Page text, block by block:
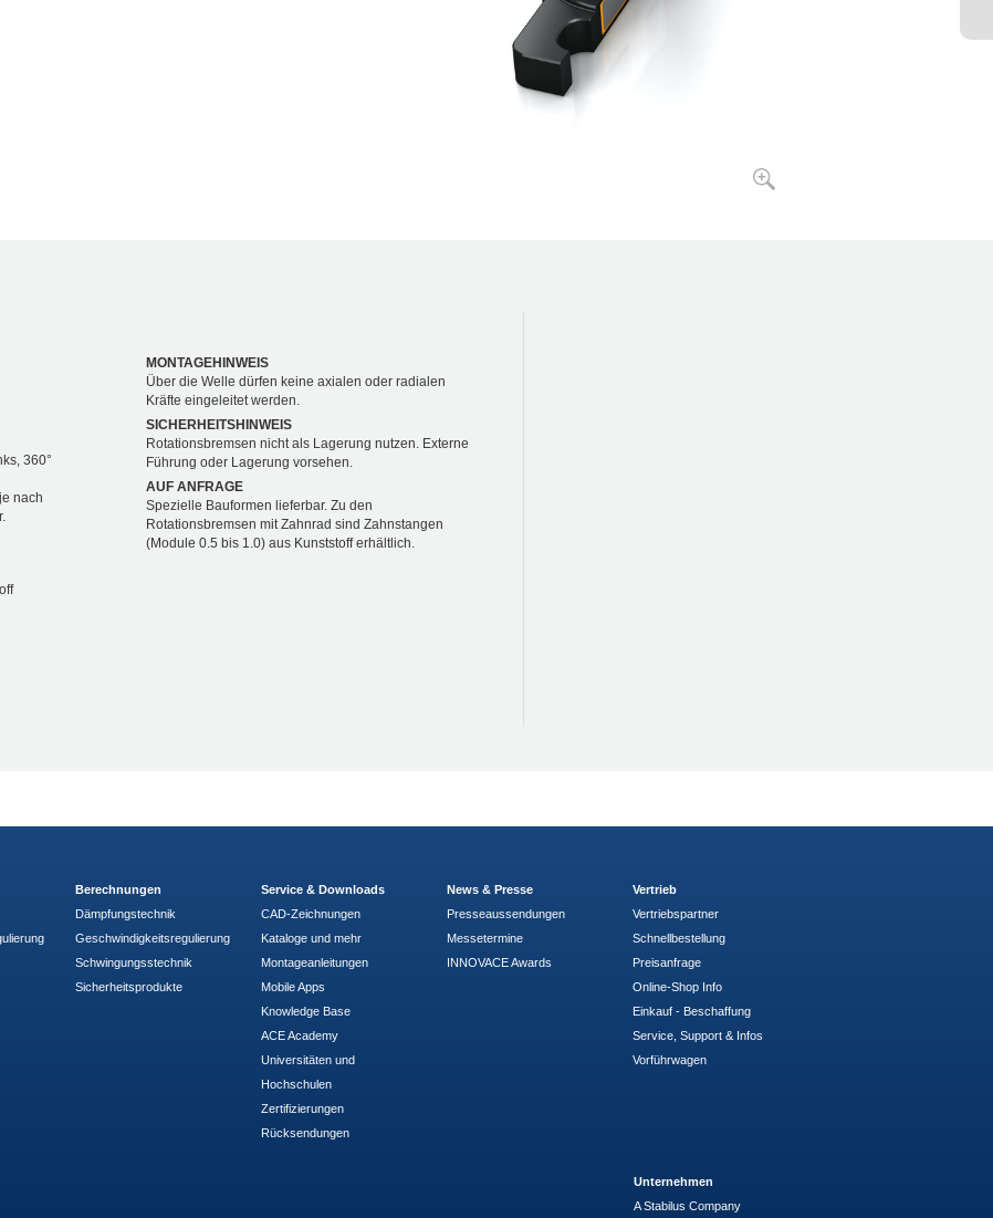
360°
nach
MONTAGEHINWEIS
Über die Welle dürfen keine axialen oder radialen
Kräfte eingeleitet werden.
SICHERHEITSHINWEIS
Rotationsbremsen nicht als Lagerung nutzen. Externe
Führung oder Lagerung vorsehen.
AUF ANFRAGE
Spezielle Bauformen lieferbar. Zu den
Rotationsbremsen mit Zahnrad sind Zahnstangen
(Module 0.5 bis 1.0) aus Kunststoff erhältlich.
Berechnungen
Dämpfungstechnik
Geschwindigkeitsregulierung
Schwingungsstechnik
Sicherheitsprodukte
Service & Downloads
CAD-Zeichnungen
Kataloge und mehr
Montageanleitungen
Mobile Apps
Knowledge Base
ACE Academy
Universitäten und
Hochschulen
Zertifizierungen
Rücksendungen
News & Presse
Presseaussendungen
Messetermine
INNOVACE Awards
Vertrieb
Vertriebspartner
Schnellbestellung
Preisanfrage
Online-Shop Info
Einkauf - Beschaffung
Service, Support & Infos
Vorführwagen
Unternehmen
A Stabilus Company